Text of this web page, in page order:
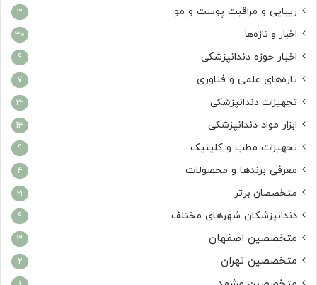
زیبایی و مراقبت پوست و مو 3
اخبار و تازه‌ها 30
اخبار حوزه دندانپزشکی 9
تازه‌های علمی و فناوری 7
تجهیزات دندانپزشکی 22
ابزار مواد دندانپزشکی 13
تجهیزات مطب و کلینیک 9
معرفی برندها و محصولات 4
متخصصان برتر 21
دندانپزشکان شهرهای مختلف 9
متخصصین اصفهان 3
متخصصین تهران 2